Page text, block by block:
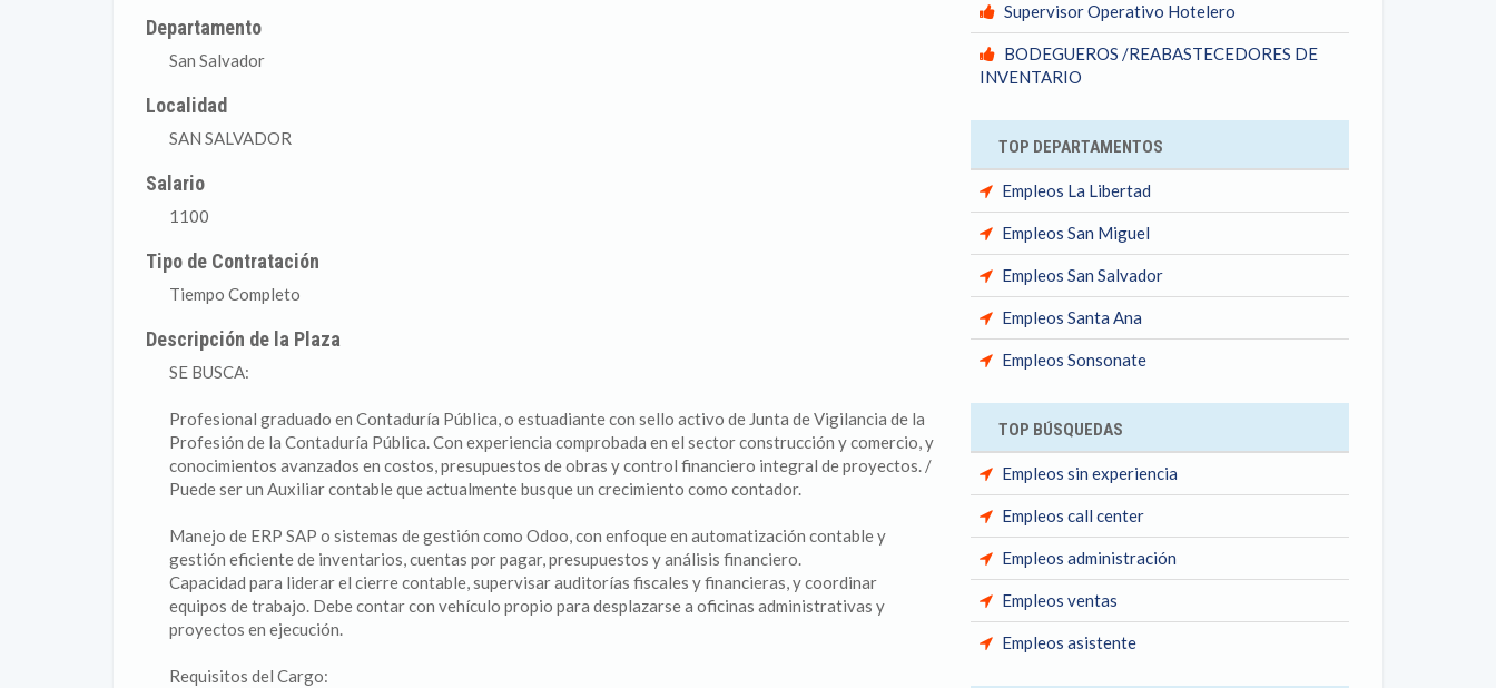
Departamento
San Salvador
Localidad
SAN SALVADOR
Salario
1100
Tipo de Contratación
Tiempo Completo
Descripción de la Plaza
SE BUSCA:
Profesional graduado en Contaduría Pública, o estuadiante con sello activo de Junta de Vigilancia de la
Profesión de la Contaduría Pública. Con experiencia comprobada en el sector construcción y comercio, y
conocimientos avanzados en costos, presupuestos de obras y control financiero integral de proyectos. /
Puede ser un Auxiliar contable que actualmente busque un crecimiento como contador.
Manejo de ERP SAP o sistemas de gestión como Odoo, con enfoque en automatización contable y
gestión eficiente de inventarios, cuentas por pagar, presupuestos y análisis financiero.
Capacidad para liderar el cierre contable, supervisar auditorías fiscales y financieras, y coordinar
equipos de trabajo. Debe contar con vehículo propio para desplazarse a oficinas administrativas y
proyectos en ejecución.
Requisitos del Cargo:
Supervisor Operativo Hotelero
BODEGUEROS /REABASTECEDORES DE
INVENTARIO
TOP DEPARTAMENTOS
Empleos La Libertad
Empleos San Miguel
Empleos San Salvador
Empleos Santa Ana
Empleos Sonsonate
TOP BÚSQUEDAS
Empleos sin experiencia
Empleos call center
Empleos administración
Empleos ventas
Empleos asistente